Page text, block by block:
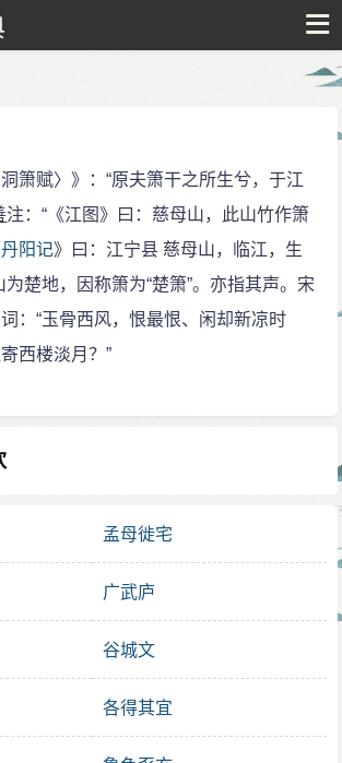
箫赋〉》：“原夫箫干之所生兮，于江
注：“《江图》曰：慈母山，此山竹作箫
丹阳记》曰：江宁县 慈母山，临江，生
为楚地，因称箫为“楚箫”。亦指其声。宋
词：“玉骨西风，恨最恨、闲却新凉时
西楼淡月？”
孟母徙宅
广武庐
谷城文
各得其宜